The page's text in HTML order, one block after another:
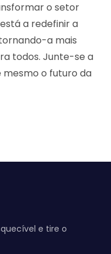
o setor
a redefinir a
a mais
todos. Junte-se a
mesmo o futuro da
e tire o